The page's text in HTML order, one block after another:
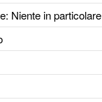
: Niente in particolare